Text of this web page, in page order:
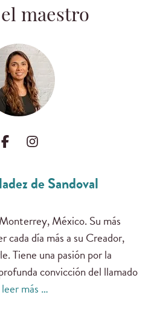
maestro
de Sandoval
México. Su más
cada día más a su Creador,
Tiene una pasión por la
convicción del llamado
leer más …